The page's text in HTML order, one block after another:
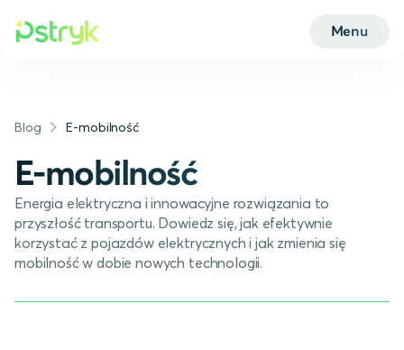
Menu
Blog E-mobilność
E-mobilność
Energia elektryczna i innowacyjne rozwiązania to
przyszłość transportu. Dowiedz się, jak efektywnie
korzystać z pojazdów elektrycznych i jak zmienia się
mobilność w dobie nowych technologii.